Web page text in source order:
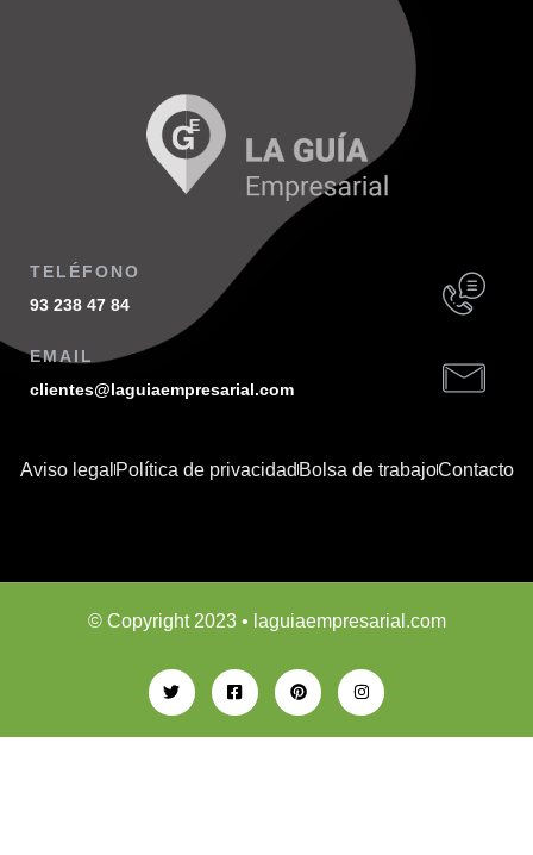
TELÉFONO
93 238 47 84
EMAIL
clientes@laguiaempresarial.com
Aviso legal Política de privacidadBolsa de trabajoContacto
© Copyright 2023 • laguiaempresarial.com